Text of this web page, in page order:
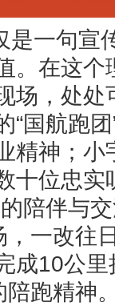
是一句宣
。在这
场，处
“国航跑
精神；
十位忠实
陪伴与
，一改往
成10公
陪跑精神